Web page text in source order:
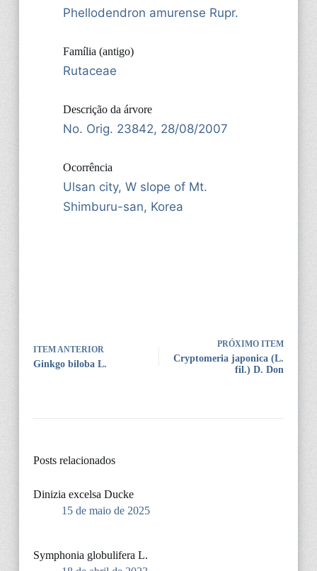
Phellodendron amurense Rupr.
Família (antigo)
Rutaceae
Descrição da árvore
No. Orig. 23842, 28/08/2007
Ocorrência
Ulsan city, W slope of Mt.
Shimburu-san, Korea
ITEM ANTERIOR
Ginkgo biloba L.
PRÓXIMO ITEM
Cryptomeria japonica (L.
fil.) D. Don
Posts relacionados
Dinizia excelsa Ducke
15 de maio de 2025
Symphonia globulifera L.